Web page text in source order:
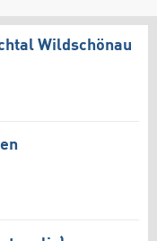
Wildschönau